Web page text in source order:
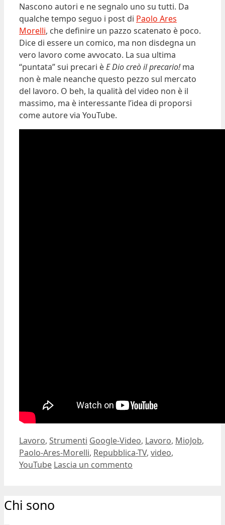
Nascono autori e ne segnalo uno su tutti. Da
qualche tempo seguo i post di Paolo Ares
Morelli, che definire un pazzo scatenato è poco.
Dice di essere un comico, ma non disdegna un
vero lavoro come avvocato. La sua ultima
“puntata” sui precari èE Dio creò il precario!ma
non è male neanche questo pezzo sul mercato
del lavoro. O beh, la qualità del video non è il
massimo, ma è interessante l’idea di proporsi
come autore via YouTube.
Categorie
Lavoro, Strumenti Tag
Google-Video, Lavoro, MioJob,
Paolo-Ares-Morelli, Repubblica-TV, video,
YouTube Lascia un commento
Chi sono